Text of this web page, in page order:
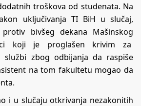
troškova od studenata. Na
uključivanja TI BiH u slučaj,
bivšeg dekana Mašinskog
koji je proglašen krivim za
službi zbog odbijanja da raspiše
na tom fakultetu mogao da
i u slučaju otkrivanja nezakonitih